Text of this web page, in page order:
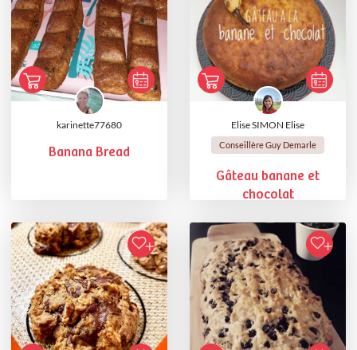
karinette77680
Banana Bread
Elise SIMON Elise
Conseillère Guy Demarle
Gâteau banane et
chocolat